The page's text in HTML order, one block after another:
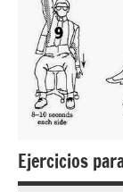
Ejercicios